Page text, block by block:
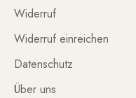
Widerruf
Widerruf einreichen
Datenschutz
Über uns